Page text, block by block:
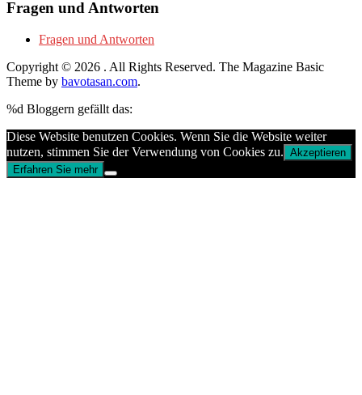
Fragen und Antworten
Fragen und Antworten
Copyright © 2026 . All Rights Reserved. The Magazine Basic
Theme by bavotasan.com.
%d Bloggern gefällt das:
Diese Website benutzen Cookies. Wenn Sie die Website weiter
nutzen, stimmen Sie der Verwendung von Cookies zu. Akzeptieren
Erfahren Sie mehr